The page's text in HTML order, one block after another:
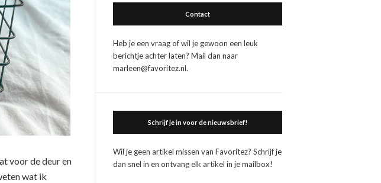
voor de deur en
wat ik
Contact
Heb je een vraag of wil je gewoon een leuk
berichtje achter laten? Mail dan naar
marleen@favoritez.nl.
Schrijf je in voor de nieuwsbrief!
Wil je geen artikel missen van Favoritez? Schrijf je
dan snel in en ontvang elk artikel in je mailbox!